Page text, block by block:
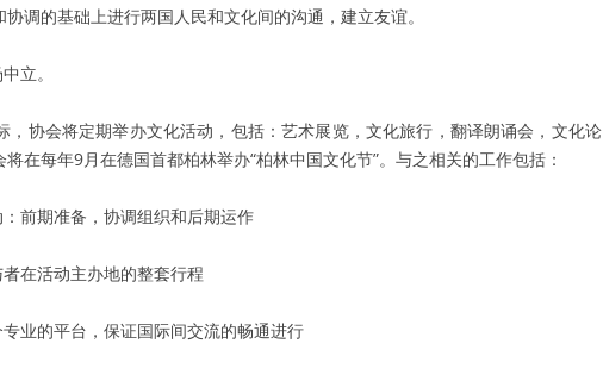
调的基础上进行两国人民和文化间的沟通，建立友谊。
立。
，协会将定期举办文化活动，包括：艺术展览，文化旅行，翻译朗诵会，文化论
在每年9月在德国首都柏林举办“柏林中国文化节”。与之相关的工作包括：
前期准备，协调组织和后期运作
在活动主办地的整套行程
业的平台，保证国际间交流的畅通进行